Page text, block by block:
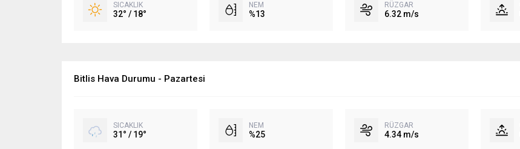
SICAKLIK
32° / 18°
NEM
%13
RÜZGAR
6.32 m/s
Bitlis Hava Durumu - Pazartesi
SICAKLIK
31° / 19°
NEM
%25
RÜZGAR
4.34 m/s